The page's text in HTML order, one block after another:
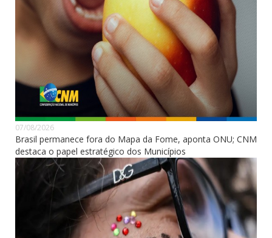
07/08/2026
Brasil permanece fora do Mapa da Fome, aponta ONU; CNM
destaca o papel estratégico dos Municípios